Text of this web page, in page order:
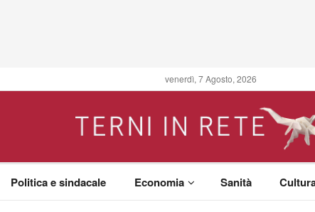
venerdì, 7 Agosto, 2026
Politica e sindacale Economia Sanità